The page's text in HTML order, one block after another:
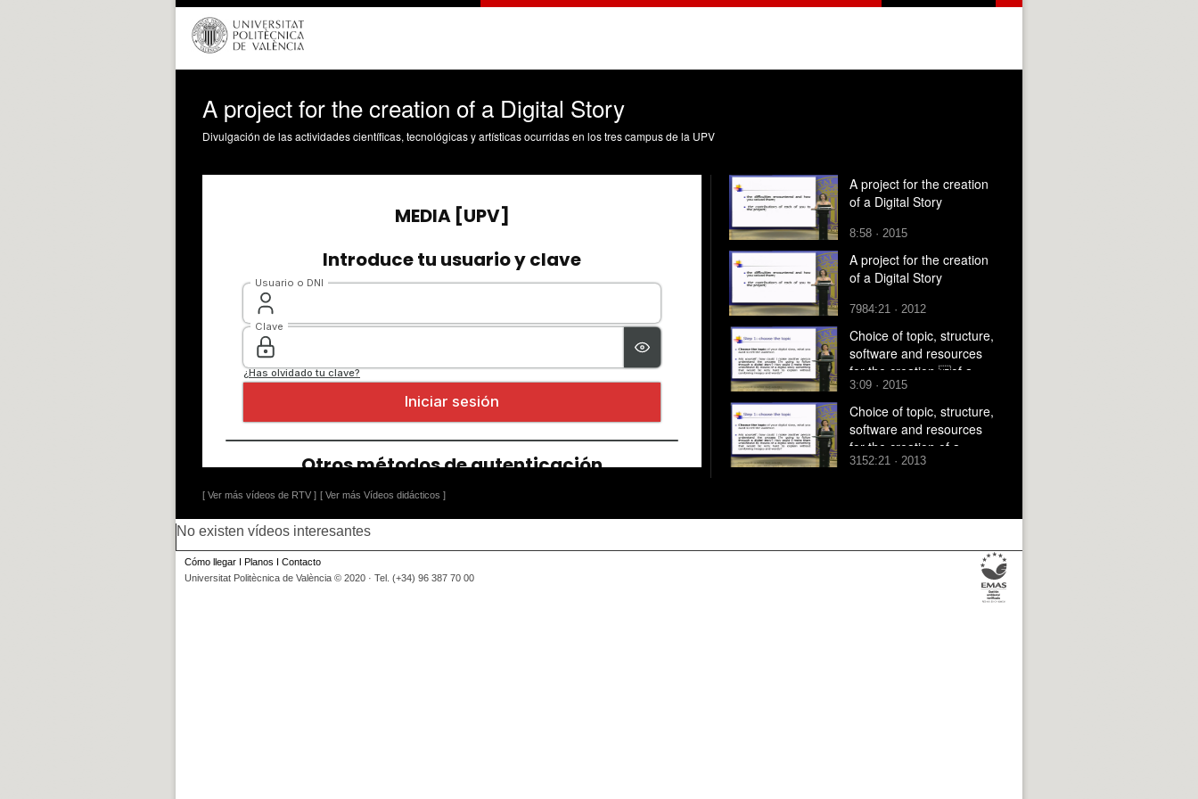
A project for the creation of a Digital Story
Divulgación de las actividades científicas, tecnológicas y artísticas ocurridas en los tres campus de la UPV
[ Ver más vídeos de RTV ] [ Ver más Vídeos didácticos ]
A project for the creation
of a Digital Story
8:58 · 2015
A project for the creation
of a Digital Story
7984:21 · 2012
Choice of topic, structure,
software and resources
for the creation of a
digital story
3:09 · 2015
Choice of topic, structure,
software and resources
for the creation of a
digital story
3152:21 · 2013
No existen vídeos interesantes
Cómo llegar I Planos I Contacto
Universitat Politècnica de València © 2020 · Tel. (+34) 96 387 70 00